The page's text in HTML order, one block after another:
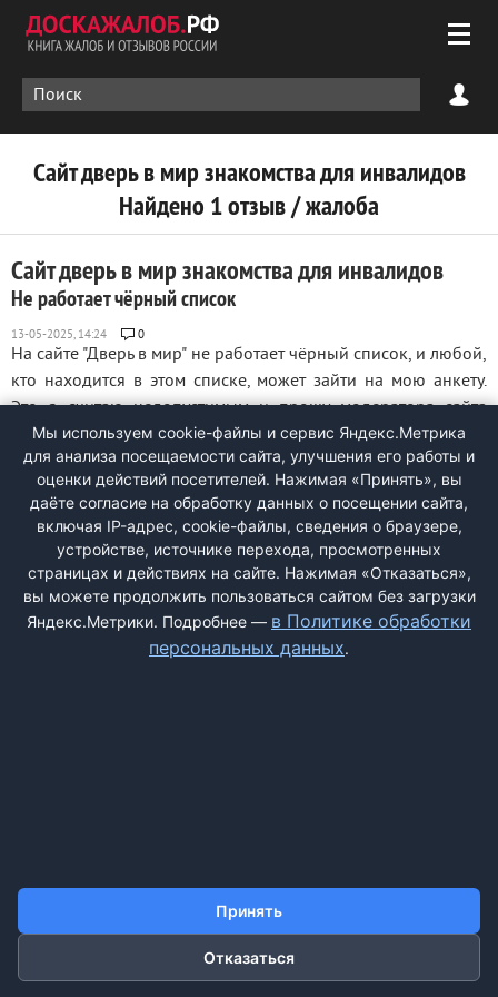
Сайт дверь в мир знакомства для инвалидов
Найдено 1 отзыв / жалоба
Сайт дверь в мир знакомства для инвалидов
Не работает чёрный список
0
На сайте "Дверь в мир" не работает чёрный список, и любой,
кто находится в этом списке, может зайти на мою анкету.
Это я считаю недопустимым и прошу модератора сайта
"Дверь в мир" исправить работу чёрного списка. ...
ДОБАВИТЬ ЖАЛОБУ
КОНТАКТЫ
Мы используем cookie-файлы и сервис Яндекс.Метрика
для анализа посещаемости сайта, улучшения его работы и
оценки действий посетителей. Нажимая «Принять», вы
даёте согласие на обработку данных о посещении сайта,
включая IP-адрес, cookie-файлы, сведения о браузере,
устройстве, источнике перехода, просмотренных
страницах и действиях на сайте. Нажимая «Отказаться»,
вы можете продолжить пользоваться сайтом без загрузки
Яндекс.Метрики. Подробнее — в Политике обработки
персональных данных.
Принять
Отказаться